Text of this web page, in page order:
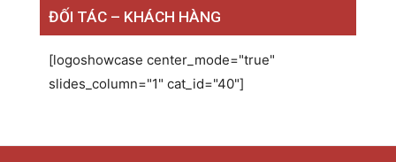
ĐỐI TÁC – KHÁCH HÀNG
[logoshowcase center_mode="true"
slides_column="1" cat_id="40"]